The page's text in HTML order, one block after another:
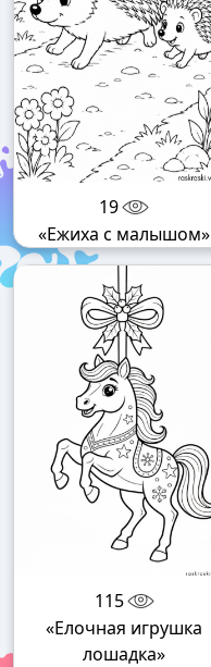
19
«Ежиха с малышом»
115
«Елочная игрушка
лошадка»